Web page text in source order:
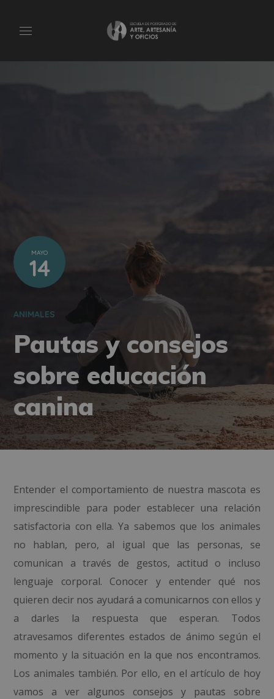
MAYO
14
ANIMALES
Pautas y consejos
sobre educación
canina
Entender el comportamiento de nuestra mascota es
imprescindible para poder establecer una relación
satisfactoria con ella. Ya sabemos que los animales
no hablan, pero, al igual que las personas, se
comunican a través de gestos, actitud o incluso
lenguaje corporal. Conocer y entender qué nos
quieren decir nos ayudará a comunicarnos con ellos y
a darles la respuesta que esperan. Todos
atravesamos diferentes estados de ánimo según el
momento y la situación en la que nos encontramos.
Los animales también. Por ello, en el artículo de hoy
vamos a ver algunos consejos y pautas sobre